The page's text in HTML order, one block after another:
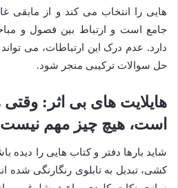
هایی را انتخاب می کند و از مابقی
جامع است و ارتباط بین فصول و
دارد. عدم درک این ارتباطات، می
حل سوالات ترکیبی منجر شود.
هایلایت های بی اثر:
است، هیچ چیز مهم نیست
شاید بارها دفتر و کتاب هایی را دیده
کشی، تبدیل به تابلوی رنگارنگی شده